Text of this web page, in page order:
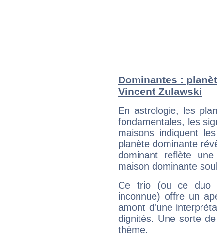
Dominantes :
Vincent Zulawski
En astrologie, les
fondamentales, les
maisons indiquent
planète dominante
dominant reflète
maison dominante
Ce trio (ou ce duo
inconnue) offre un
amont d'une
dignités. Une sorte
thème.